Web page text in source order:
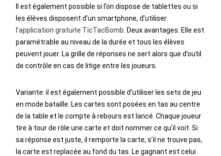
Il est également possible si l’on dispose de tablettes ou si
les élèves disposent d’un smartphone, d’utiliser
l’application gratuite TicTacBomb . Deux avantages: Elle est
paramétrable au niveau de la durée et tous les élèves
peuvent jouer. La grille de réponses ne sert alors que d’outil
de contrôle en cas de litige entre les joueurs.
Variante: il est également possible d’utiliser les sets de jeu
en mode bataille. Les cartes sont posées en tas au centre
de la table et le compte à rebours est lancé. Chaque joueur
tire à tour de rôle une carte et doit nommer ce qu’il voit. Si
sa réponse est juste, il remporte la carte, s’il ne trouve pas,
la carte est replacée au fond du tas. Le gagnant est celui